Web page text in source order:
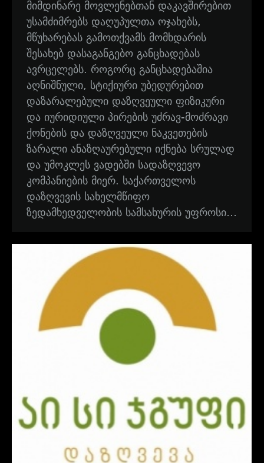
მიმდინარე მოვლენებთან დაკავშირებით
უსამძიმრებს დაღუპულთა ოჯახებს,
მწუხარებას გამოთქვამს მომხდარის
შესახებ დასაგანგებო განცხადებას
ავრცელებს. როგორც განცხადებაშია
აღნიშნული, სტიქიური უბედურებით
დაზარალებული დაზღვეული ფიზიკური
და იურიდიული პირების უძრავ-მოძრავი
ქონების და დაზღვეული ნაკვეთების
ზარალი ანაზღაურებული იქნება სრულად
და უმოკლეს ვადებში სადაზღვევო
კომპანიების მიერ. საქართველოს
დაზღვევის სახელმწიფო
ზედამხედველობის სამსახურის უფროსი…